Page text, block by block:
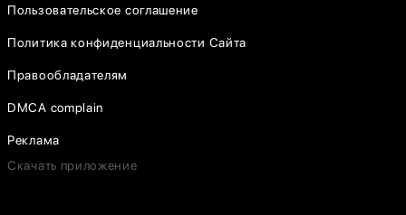
Пользовательское соглашение
Политика конфиденциальности Сайта
Правообладателям
DMCA complain
Реклама
Скачать приложение